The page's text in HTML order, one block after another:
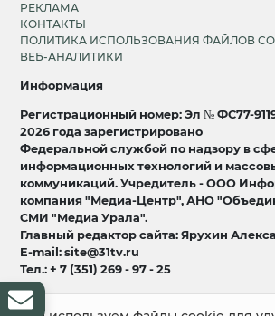
РЕКЛАМА
КОНТАКТЫ
ПОЛИТИКА ИСПОЛЬЗОВАНИЯ ФАЙЛОВ
ВЕБ-АНАЛИТИКИ
Информация
Регистрационный номер: Эл № ФС77-
2026 года зарегистрировано
Федеральной службой по надзору в
информационных технологий и
коммуникаций. Учредитель - ООО
компания "Медиа-Центр", АНО
СМИ "Медиа Урала".
Главный редактор сайта: Ярухин
E-mail: site@31tv.ru
Тел.: + 7 (351) 269 - 97 - 25
18+